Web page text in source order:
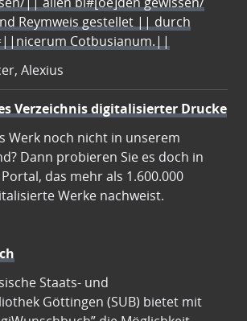
Reymweis gestellet || durch
Cotbusianum.||
Alexius
Verzeichnis digitalisierter Drucke
Werk noch nicht in unserem
Dann probieren Sie es doch in
das mehr als 1.600.000
Werke nachweist.
Staats- und
Göttingen (SUB) bietet mit